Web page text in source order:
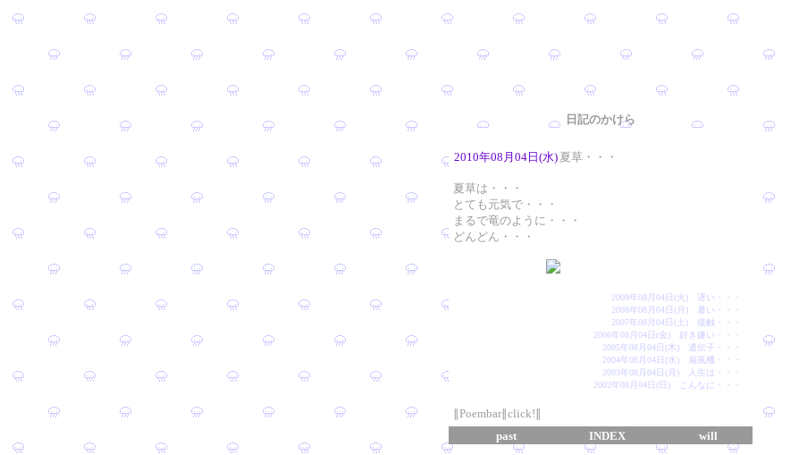
日記のかけら
2010年08月04日(水) 夏草・・・
夏草は・・・
とても元気で・・・
まるで竜のように・・・
どんどん・・・
2009年08月04日(火) 遅い・・・
2008年08月04日(月) 暑い・・・
2007年08月04日(土) 接触・・・
2006年08月04日(金) 好き嫌い・・・
2005年08月04日(木) 遺伝子・・・
2004年08月04日(水) 扇風機・・・
2003年08月04日(月) 人生は・・・
2002年08月04日(日) こんなに・・・
∥Poembar∥click!∥
past
INDEX will